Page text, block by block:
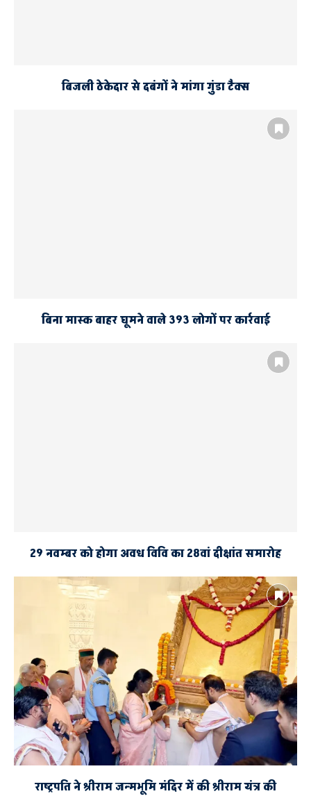
बिजली ठेकेदार से दबंगों ने मांगा गुंडा टैक्स
बिना मास्क बाहर घूमने वाले 393 लोगों पर कार्रवाई
29 नवम्बर को होगा अवध विवि का 28वां दीक्षांत समारोह
राष्ट्रपति ने श्रीराम जन्मभूमि मंदिर में की श्रीराम यंत्र की